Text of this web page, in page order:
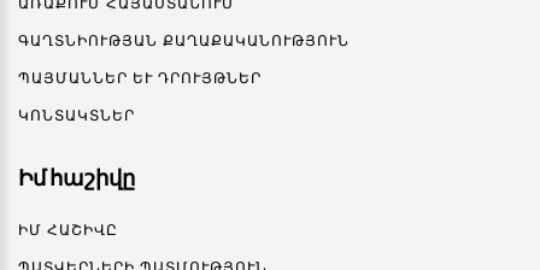
ԳԱՂՏՆԻՈՒԹՅԱՆ ՔԱՂԱՔԱԿԱՆՈՒԹՅՈՒՆ
ՊԱՅՄԱՆՆԵՐ ԵՒ ԴՐՈՒՅԹՆԵՐ
ԿՈՆՏԱԿՏՆԵՐ
Իմ հաշիվը
ԻՄ ՀԱՇԻՎԸ